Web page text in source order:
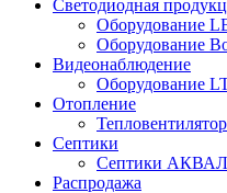
Светодиодная
Оборудование
Оборудование
Видеонаблюдение
Оборудование
Отопление
Септики
Септики
Распродажа